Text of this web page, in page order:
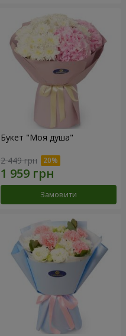
Букет "Моя душа"
2 449 грн
Замовити